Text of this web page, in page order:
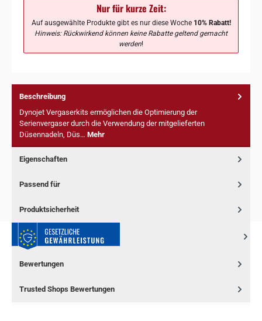
Nur für kurze Zeit:
Auf ausgewählte Produkte gibt es nur diese Woche10% Rabatt!
Hinweis: Rückwirkend können keine Rabatte geltend gemacht
werden!
Beschreibung
Dynojet Vergaserkits ermöglichen die Optimierung der
Serienvergaser durch die Verwendung der mitgelieferten
Düsennadeln, Düs… Mehr
Eigenschaften
Passend für
Produktsicherheit
Bewertungen
Trusted Shops Bewertungen